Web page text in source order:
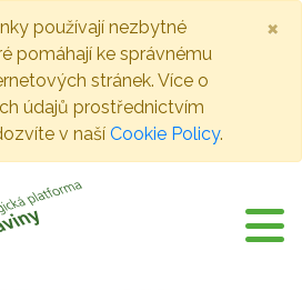
používají nezbytné
pomáhají ke správnému
stránek. Více o
údajů prostřednictvím
v naší Cookie Policy.
×